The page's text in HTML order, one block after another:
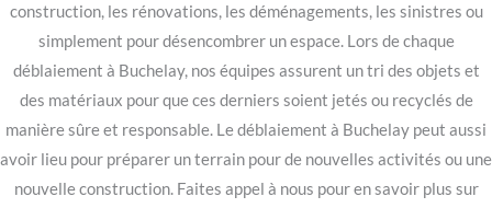
construction, les rénovations, les déménagements, les sinistres ou
simplement pour désencombrer un espace. Lors de chaque
déblaiement à Buchelay, nos équipes assurent un tri des objets et
des matériaux pour que ces derniers soient jetés ou recyclés de
manière sûre et responsable. Le déblaiement à Buchelay peut aussi
avoir lieu pour préparer un terrain pour de nouvelles activités ou une
nouvelle construction. Faites appel à nous pour en savoir plus sur